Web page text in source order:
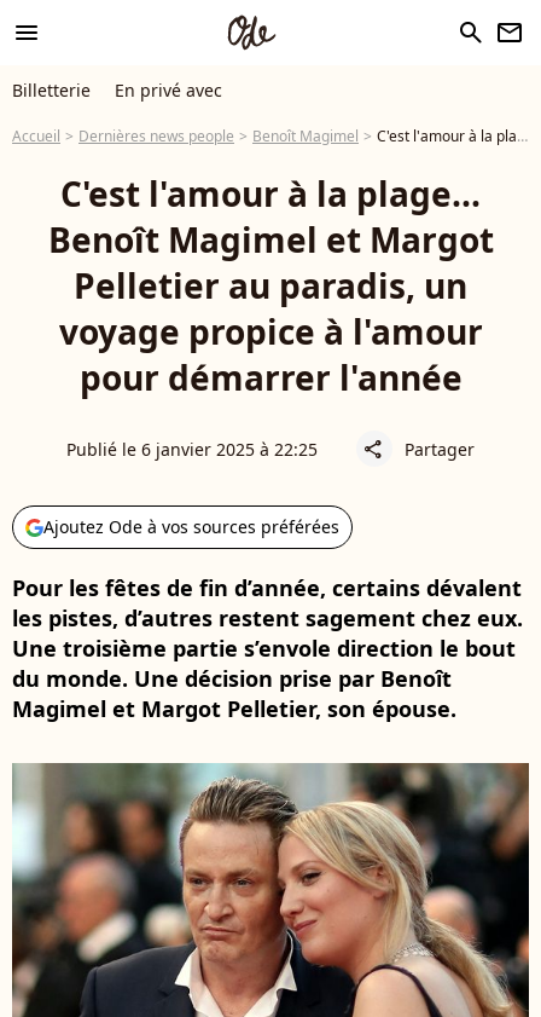
menu search newsletter
Billetterie En privé avec
Accueil Dernières news people Benoît Magimel C'est l'amour à la plage... Benoît Magimel et Margot Pelletier au paradis, un voyage propice à l'amour pour démarrer l'année
C'est l'amour à la plage...
Benoît Magimel et Margot
Pelletier au paradis, un
voyage propice à l'amour
pour démarrer l'année
Publié le 6 janvier 2025 à 22:25 share Partager
Ajoutez Ode à vos sources préférées
Pour les fêtes de fin d’année, certains dévalent
les pistes, d’autres restent sagement chez eux.
Une troisième partie s’envole direction le bout
du monde. Une décision prise par Benoît
Magimel et Margot Pelletier, son épouse.